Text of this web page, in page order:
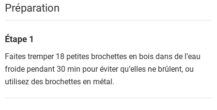
Préparation
Étape 1
Faites tremper 18 petites brochettes en bois dans de l’eau
froide pendant 30 min pour éviter qu’elles ne brûlent, ou
utilisez des brochettes en métal.